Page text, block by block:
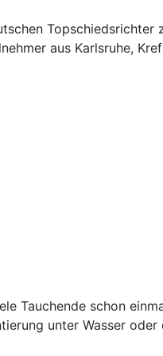
Topschiedsrichter
aus Karlsruhe,
Tauchende schon
unter Wasser